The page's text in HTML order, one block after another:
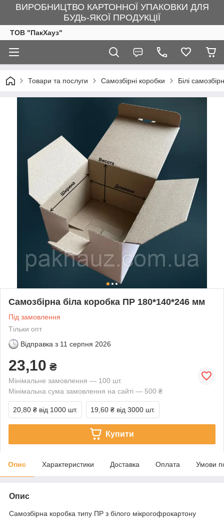
ВИРОБНИЦТВО КАРТОННОЇ УПАКОВКИ ДЛЯ
БУДЬ-ЯКОЇ ПРОДУКЦІЇ
ТОВ "ПакХауз"
Товари та послуги Самозбірні коробки Білі
Самозбірна біла коробка ПР 180*140*246 мм
Під замовлення
Тільки опт
Відправка з 11 серпня 2026
23,10 ₴
Мінімальне замовлення — 100 шт.
Мінімальна сума замовлення на сайті — 500 ₴
20,80 ₴ від 1000 шт. 19,60 ₴ від 3000 шт.
Купити
Опис Характеристики Доставка Оплата Умови
Опис
Самозбірна коробка типу ПР з білого мікрогофрокартону